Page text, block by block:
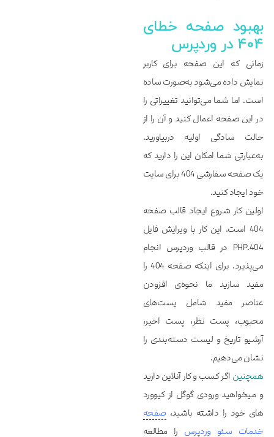
بهبود صفحه خطای
404 در وردپرس
زمانی که این صفحه برای کاربر
نمایش داده می‌شود به‌صورت ساده
است. اما شما می‌توانید تغییراتی را
در این صفحه اعمال کنید و آن را از
حالت سادگی اولیه دربیاورید.
به‌عبارتی شما امکان این را دارید که
یک صفحه سفارشی 404 برای سایت
خود ایجاد کنید.
اولین کار شروع ایجاد قالب صفحه
404 است. این کار با ویرایش فایل
404.PHP در قالب وردپرس انجام
می‌پذیرد. برای اینکه صفحه 404 را
مفید سازید ما نحوه‌ی افزودن
عناصر مفید شامل پست‌های
محبوب، پست نظر، پست اخیر،
آرشیو تاریخ و لیست دسته‌بندی را
نشان می‌دهیم.
همچنین اگر کسب و کار آنلاین دارید
و میخواهید ورودی گوگل از کیوورد
های خود را داشته باشید، صفحه
خدمات سئو وردپرس را مطالعه